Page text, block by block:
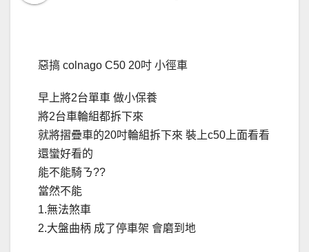
惡搞 colnago C50 20吋 小徑車
早上將2台單車 做小保養
將2台車輪組都拆下來
就將摺疊車的20吋輪組拆下來 裝上c50上面看看
還蠻好看的
能不能騎ㄋ??
當然不能
1.無法煞車
2.大盤曲柄 成了停車架 會磨到地